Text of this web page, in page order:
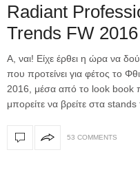
Radiant
Trends FW 2016
A, ναι! Είχε έρθει η ώρα να
που προτείνει για φέτος το
2016, μέσα από το look book
μπορείτε να βρείτε στα stands
53 COMMENTS